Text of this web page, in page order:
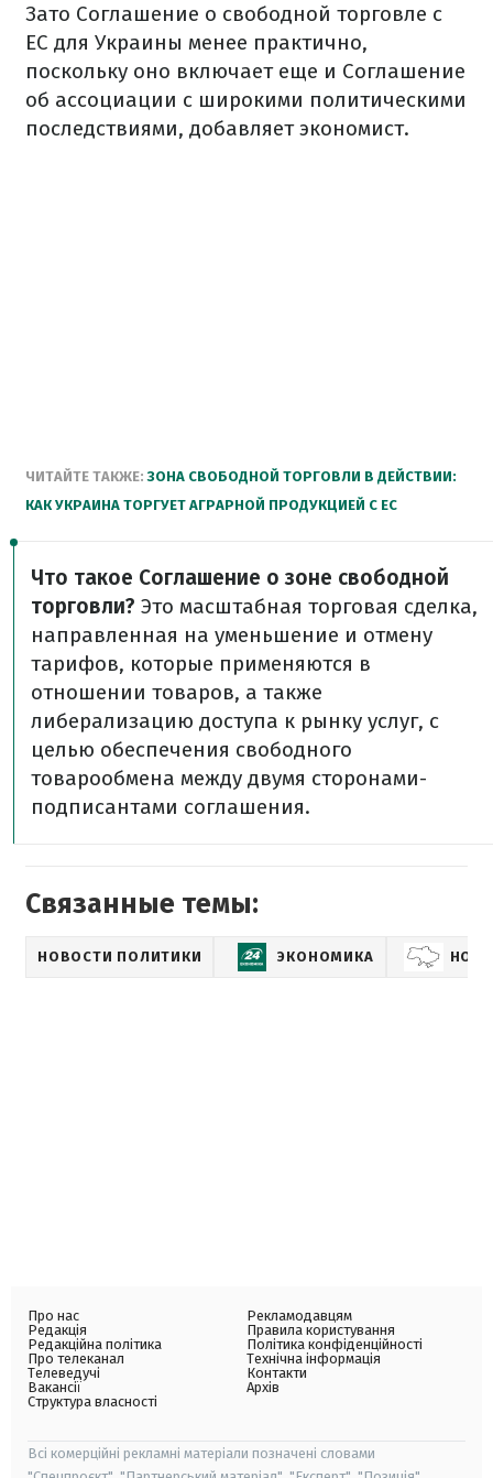
Зато Соглашение о свободной торговле с
ЕС для Украины менее практично,
поскольку оно включает еще и Соглашение
об ассоциации с широкими политическими
последствиями, добавляет экономист.
ЧИТАЙТЕ ТАКЖЕ: ЗОНА СВОБОДНОЙ ТОРГОВЛИ В ДЕЙСТВИИ:
КАК УКРАИНА ТОРГУЕТ АГРАРНОЙ ПРОДУКЦИЕЙ С ЕС
Что такое Соглашение о зоне свободной
торговли? Это масштабная торговая сделка,
направленная на уменьшение и отмену
тарифов, которые применяются в
отношении товаров, а также
либерализацию доступа к рынку услуг, с
целью обеспечения свободного
товарообмена между двумя сторонами-
подписантами соглашения.
Связанные темы:
НОВОСТИ ПОЛИТИКИ ЭКОНОМИКА
Про нас
Редакція
Редакційна політика
Про телеканал
Телеведучі
Вакансії
Структура власності
Рекламодавцям
Правила користування
Політика конфіденційності
Технічна інформація
Контакти
Архів
Всі комерційні рекламні матеріали позначені словами